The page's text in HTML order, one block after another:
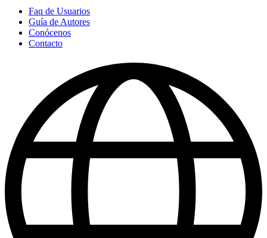
Faq de Usuarios
Guía de Autores
Conócenos
Contacto